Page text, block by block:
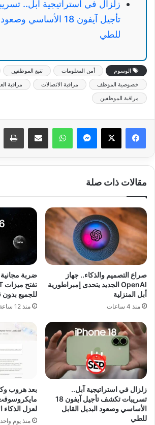
زلزال في استراتيجية آبل..
تأجيل آيفون 18 الأساسي
للطي
الوسوم أمن المعلومات تتبع الموظفين
خصوصية الموظف
مراقبة الاتصالات
مراقبة
مراقبة الموظفين
ماسنجر واتساب مشاركة عبر البريد
مقالات ذات صلة
صراع التصميم والذكاء.. جهاز
OpenAI الجديد يتحدى إمبراطورية
أبل المنزلية
منذ 4 ساعات
للجميع بدون
منذ 12 ساعة
زلزال في استراتيجية آبل..
تسريبات تكشف تأجيل آيفون 18
الأساسي وصعود البديل القابل
للطي
لعزل الذكاء
منذ يوم واحد